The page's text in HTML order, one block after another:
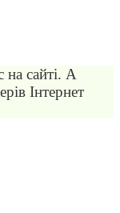
сайті. А
Інтернет